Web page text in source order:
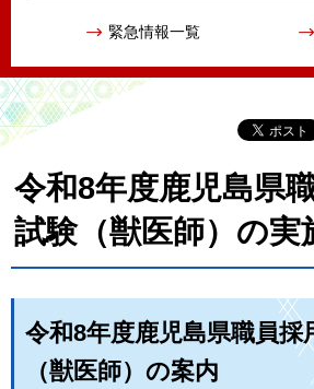
緊急情報一覧
令和8年度鹿児島県
試験（獣医師）の実
令和8年度鹿児島県職員採
（獣医師）の案内